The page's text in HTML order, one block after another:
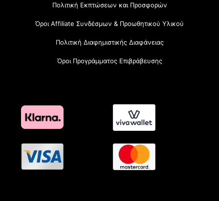
Πολιτική Εκπτώσεων και Προσφορών
Όροι Affiliate Συνδέσμων & Προωθητικού Υλικού
Πολιτική Διαφημιστικής Διαφάνειας
Όροι Προγράμματος Επιβράβευσης